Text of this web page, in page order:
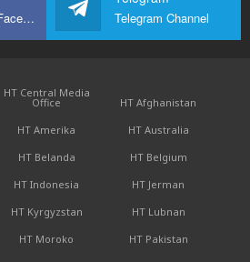
Sertai kami di Facebook Telegram Channel
HT Central Media
Office
HT Afghanistan
HT Amerika
HT Australia
HT Belanda
HT Belgium
HT Indonesia
HT Jerman
HT Kyrgyzstan
HT Lubnan
HT Moroko
HT Pakistan